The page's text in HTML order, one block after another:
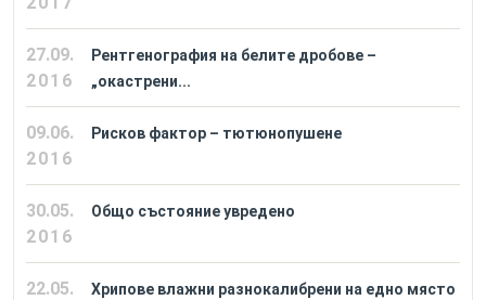
27.09.
2016
Рентгенография на белите дробове –
„окастрени...
09.06.
2016
Рисков фактор – тютюнопушене
30.05.
2016
Общо състояние увредено
22.05.
Хрипове влажни разнокалибрени на едно място